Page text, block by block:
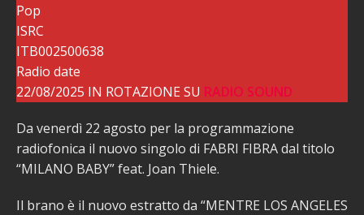
Pop
ISRC
ITB002500638
Radio date
22/08/2025 IN ROTAZIONE SU RADIO SOUND
Da venerdì 22 agosto per la programmazione
radiofonica il nuovo singolo di FABRI FIBRA dal titolo
“MILANO BABY” feat. Joan Thiele.
Il brano è il nuovo estratto da “MENTRE LOS ANGELES